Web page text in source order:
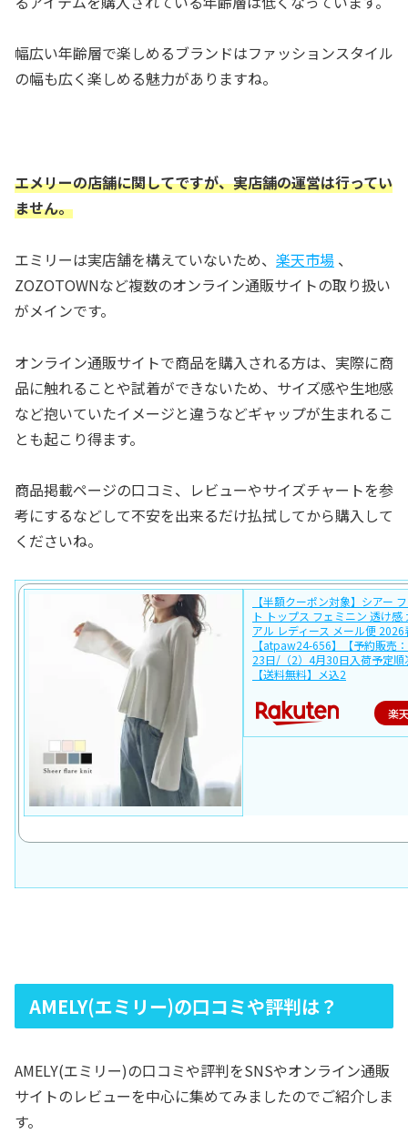
幅広い年齢層で楽しめるブランドはファッションスタイル
の幅も広く楽しめる魅力がありますね。
エメリーの店舗に関してですが、実店舗の運営は行ってい
ません。
エミリーは実店舗を構えていないため、 楽天市場 、
ZOZOTOWNなど複数のオンライン通販サイトの取り扱い
がメインです。
オンライン通販サイトで商品を購入される方は、実際に商
品に触れることや試着ができないため、サイズ感や生地感
など抱いていたイメージと違うなどギャップが生まれるこ
とも起こり得ます。
商品掲載ページの口コミ、レビューやサイズチャートを参
考にするなどして不安を出来るだけ払拭してから購入して
くださいね。
【半額クーポン対象】シアー
ト トップス フェミニン 透け感
アル レディース メール便
【atpaw24-656】【予約販売
23日/（2）4月30日入荷予定順
【送料無料】メ込2
楽
AMELY(エミリー)の口コミや評判は？
AMELY(エミリー)の口コミや評判をSNSやオンライン通販
サイトのレビューを中心に集めてみましたのでご紹介しま
す。